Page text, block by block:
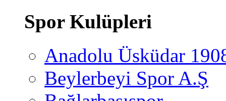
Spor Kulüpleri
Anadolu Üsküdar
Beylerbeyi Spor A.Ş